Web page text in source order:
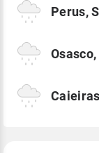
Perus,
Osasco,